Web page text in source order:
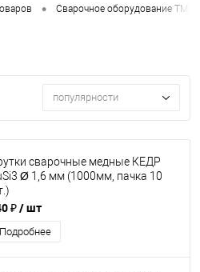
• Сварочное оборудование ТМ
популярности
сварочные медные КЕДР
Ø 1,6 мм (1000мм, пачка 10
₽/ шт
Подробнее